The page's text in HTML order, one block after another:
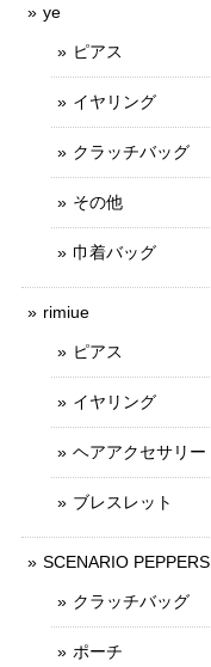
ye
ピアス
イヤリング
クラッチバッグ
その他
巾着バッグ
rimiue
ピアス
イヤリング
ヘアアクセサリー
ブレスレット
SCENARIO PEPPERS
クラッチバッグ
ポーチ